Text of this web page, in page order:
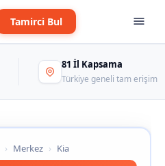
Tamirci Bul
81 İl Kapsama
Türkiye geneli tam erişim
› Merkez › Kia